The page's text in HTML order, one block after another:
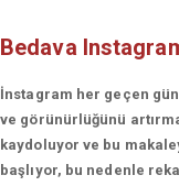
Bedava
İnstagram her geçen
ve görünürlüğünü
kaydoluyor ve bu
başlıyor, bu nedenle